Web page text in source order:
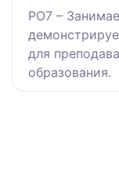
РО7 –
для
образования.